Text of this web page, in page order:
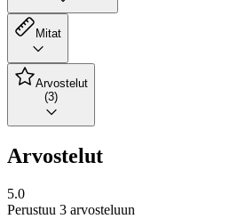
Mitat
Arvostelut
(3)
Arvostelut
5.0
Perustuu 3 arvosteluun